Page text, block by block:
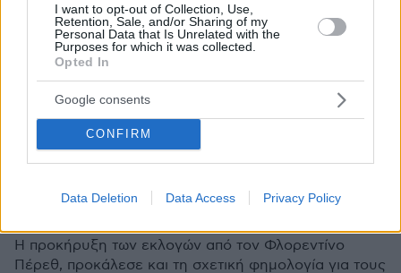
I want to opt-out of Collection, Use,
Retention, Sale, and/or Sharing of my
Personal Data that Is Unrelated with the
Purposes for which it was collected.
Opted In
Google consents
CONFIRM
Data Deletion Data Access Privacy Policy
Ο Ράφα Ναδάλ διέψευσε τις φήμες που τον ήθελαν
Η προκήρυξη των εκλογών από τον Φλορεντίνο
Πέρεθ, προκάλεσε και τη σχετική φημολογία για τους